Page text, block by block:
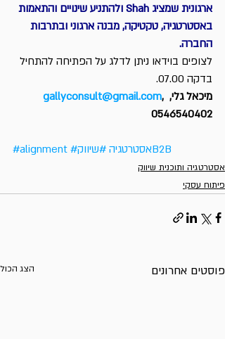
ארגונית שמציג Shah ולהתניע שינויים והתאמות
באסטרטגיה, טקטיקה, מבנה ארגוני ובתרבות
החברה.
לצופים בוידאו ניתן לדלג על הפתיחה להתחיל
בדקה 07.00.
מיכאל גלי, gallyconsult@gmail.com,
0546540402
#alignment #אסטרטגיה#שיווקB2B
אסטרטגיה ותוכנית שיווק
פיתוח עסקי
פוסטים אחרונים הצג הכול